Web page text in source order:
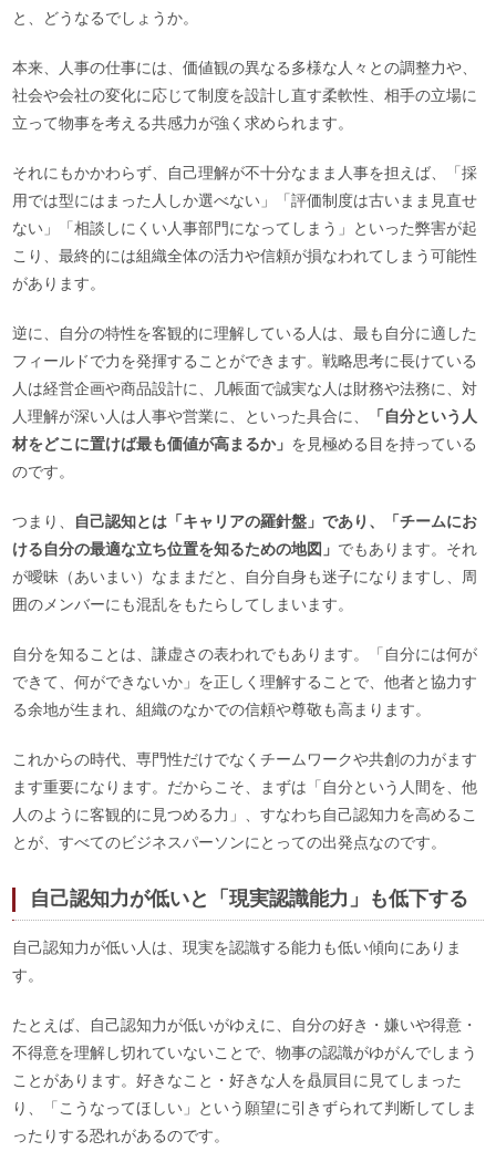
と、どうなるでしょうか。
本来、人事の仕事には、価値観の異なる多様な人々との調整力や、
社会や会社の変化に応じて制度を設計し直す柔軟性、相手の立場に
立って物事を考える共感力が強く求められます。
それにもかかわらず、自己理解が不十分なまま人事を担えば、「採
用では型にはまった人しか選べない」「評価制度は古いまま見直せ
ない」「相談しにくい人事部門になってしまう」といった弊害が起
こり、最終的には組織全体の活力や信頼が損なわれてしまう可能性
があります。
逆に、自分の特性を客観的に理解している人は、最も自分に適した
フィールドで力を発揮することができます。戦略思考に長けている
人は経営企画や商品設計に、几帳面で誠実な人は財務や法務に、対
人理解が深い人は人事や営業に、といった具合に、
「自分という人
材をどこに置けば最も価値が高まるか」 を見極める目を持っている
のです。
つまり、
自己認知とは「キャリアの羅針盤」であり、「チームにお
ける自分の最適な立ち位置を知るための地図」 でもあります。それ
が曖昧（あいまい）なままだと、自分自身も迷子になりますし、周
囲のメンバーにも混乱をもたらしてしまいます。
自分を知ることは、謙虚さの表われでもあります。「自分には何が
できて、何ができないか」を正しく理解することで、他者と協力す
る余地が生まれ、組織のなかでの信頼や尊敬も高まります。
これからの時代、専門性だけでなくチームワークや共創の力がます
ます重要になります。だからこそ、まずは「自分という人間を、他
人のように客観的に見つめる力」、すなわち自己認知力を高めるこ
とが、すべてのビジネスパーソンにとっての出発点なのです。
自己認知力が低いと「現実認識能力」も低下する
自己認知力が低い人は、現実を認識する能力も低い傾向にありま
す。
たとえば、自己認知力が低いがゆえに、自分の好き・嫌いや得意・
不得意を理解し切れていないことで、物事の認識がゆがんでしまう
ことがあります。好きなこと・好きな人を贔屓目に見てしまった
り、「こうなってほしい」という願望に引きずられて判断してしま
ったりする恐れがあるのです。